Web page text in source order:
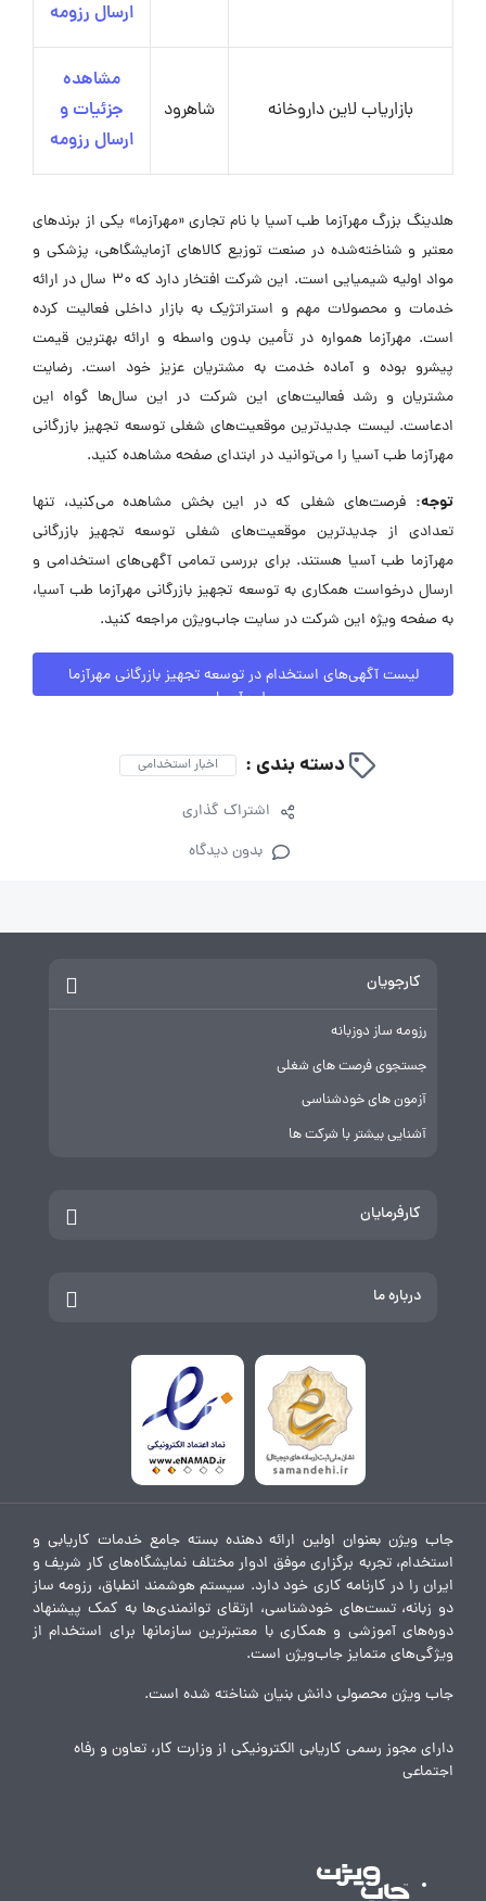
ارسال رزومه
بازاریاب لاین داروخانه شاهرود
مشاهده
جزئیات و
ارسال رزومه
هلدینگ بزرگ مهرآزما طب آسیا با نام تجاری «مهرآزما» یکی از برندهای
معتبر و شناخته‌شده در صنعت توزیع کالاهای آزمایشگاهی، پزشکی و
مواد اولیه شیمیایی است. این شرکت افتخار دارد که ۳۰ سال در ارائه
خدمات و محصولات مهم و استراتژیک به بازار داخلی فعالیت کرده
است. مهرآزما همواره در تأمین بدون واسطه و ارائه بهترین قیمت
پیشرو بوده و آماده خدمت به مشتریان عزیز خود است. رضایت
مشتریان و رشد فعالیت‌های این شرکت در این سال‌ها گواه این
ادعاست. لیست جدیدترین موقعیت‌های شغلی توسعه تجهیز بازرگانی
مهرآزما طب آسیا را می‌توانید در ابتدای صفحه مشاهده کنید.
توجه: فرصت‌های شغلی که در این بخش مشاهده می‌کنید، تنها
تعدادی از جدیدترین موقعیت‌های شغلی توسعه تجهیز بازرگانی
مهرآزما طب آسیا هستند. برای بررسی تمامی آگهی‌های استخدامی و
ارسال درخواست همکاری به توسعه تجهیز بازرگانی مهرآزما طب آسیا،
به صفحه ویژه این شرکت در سایت جاب‌ویژن مراجعه کنید.
لیست آگهی‌های استخدام در توسعه تجهیز بازرگانی مهرآزما
طب آسیا
دسته بندی : اخبار استخدامی
اشتراک گذاری
بدون دیدگاه
کارجویان
رزومه ساز دوزبانه
جستجوی فرصت های شغلی
آزمون های خودشناسی
آشنایی بیشتر با شرکت ها
کارفرمایان
درباره ما
جاب ویژن بعنوان اولین ارائه دهنده بسته جامع خدمات کاریابی و
استخدام، تجربه برگزاری موفق ادوار مختلف نمایشگاه‌های کار شریف و
ایران را در کارنامه کاری خود دارد. سیستم هوشمند انطباق، رزومه ساز
دو زبانه، تست‌های خودشناسی، ارتقای توانمندی‌ها به کمک پیشنهاد
دوره‌های آموزشی و همکاری با معتبرترین سازمانها برای استخدام از
ویژگی‌های متمایز جاب‌ویژن است.
جاب ویژن محصولی دانش بنیان شناخته شده است.
دارای مجوز رسمی کاریابی الکترونیکی از وزارت کار، تعاون و رفاه
اجتماعی